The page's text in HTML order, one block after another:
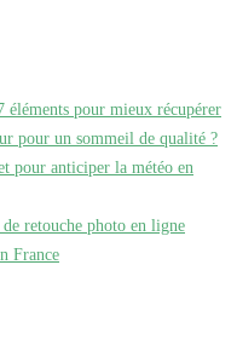
éléments pour mieux récupérer
pour un sommeil de qualité ?
pour anticiper la météo en
retouche photo en ligne
France